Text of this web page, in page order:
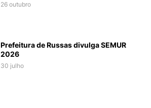
26 outubro
Prefeitura de Russas divulga SEMUR
2026
30 julho